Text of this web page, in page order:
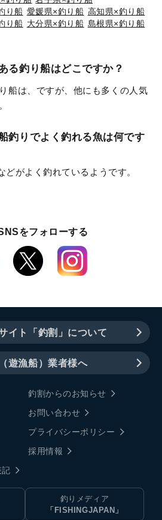
り船 愛媛県×釣り船 高知県×釣り船
り船 大分県×釣り船 島根県×釣り船
る釣り船はどこですか？
船は、ですが、他にも多くの人気
釣りでよく釣れる魚は何です
どがよく釣れているようです。
をフォローする
イト「釣割」について
遊漁船）業者様へ
釣割からのお知らせ
お問い合わせ
プライバシーポリシー
採用情報
釣りメディア
「FISHINGJAPAN」